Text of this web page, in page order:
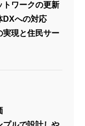
トワークの更新
DXへの対応
実現と住民サー